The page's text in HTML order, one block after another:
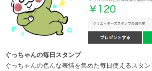
ぐっちゃんの毎日スタンプ
ぐっちゃんの色んな表情を集めた毎日使えるスタン